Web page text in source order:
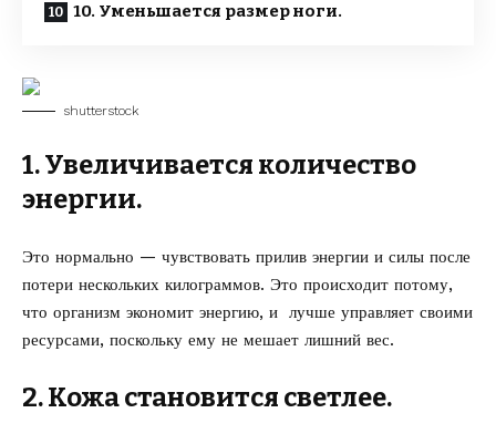
10. Уменьшается размер ноги.
shutterstock
1. Увеличивается количество
энергии.
Это нормально — чувствовать прилив энергии и силы после
потери нескольких килограммов. Это происходит потому,
что организм экономит энергию, и лучше управляет своими
ресурсами, поскольку ему не мешает лишний вес.
2. Кожа становится светлее.